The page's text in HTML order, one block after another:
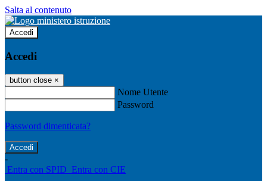
Salta al contenuto
Accedi
Accedi
button close ×
Nome Utente
Password
Password dimenticata?
-
Entra con SPID Entra con CIE